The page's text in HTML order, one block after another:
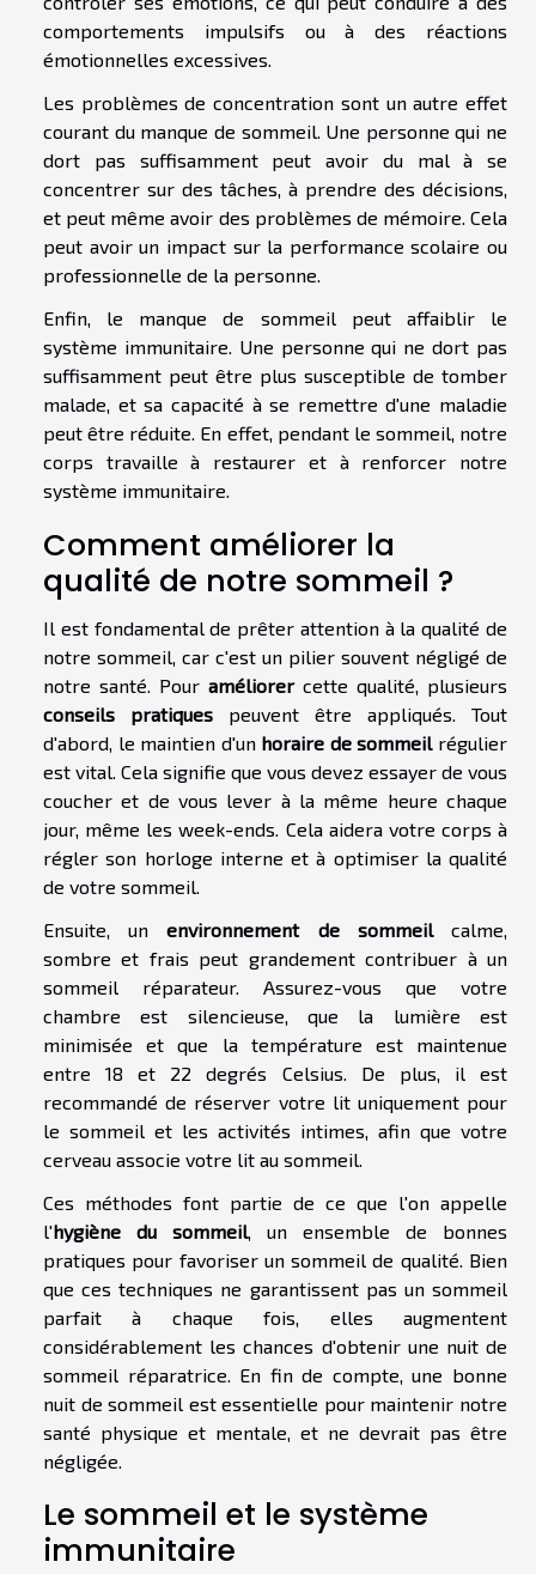
comportements impulsifs ou à des réactions
émotionnelles excessives.
Les problèmes de concentration sont un autre effet
courant du manque de sommeil. Une personne qui ne
dort pas suffisamment peut avoir du mal à se
concentrer sur des tâches, à prendre des décisions,
et peut même avoir des problèmes de mémoire. Cela
peut avoir un impact sur la performance scolaire ou
professionnelle de la personne.
Enfin, le manque de sommeil peut affaiblir le
système immunitaire. Une personne qui ne dort pas
suffisamment peut être plus susceptible de tomber
malade, et sa capacité à se remettre d'une maladie
peut être réduite. En effet, pendant le sommeil, notre
corps travaille à restaurer et à renforcer notre
système immunitaire.
Comment améliorer la
qualité de notre sommeil ?
Il est fondamental de prêter attention à la qualité de
notre sommeil, car c'est un pilier souvent négligé de
notre santé. Pour améliorercette qualité, plusieurs
conseils pratiques peuvent être appliqués. Tout
d'abord, le maintien d'un horaire de sommeil régulier
est vital. Cela signifie que vous devez essayer de vous
coucher et de vous lever à la même heure chaque
jour, même les week-ends. Cela aidera votre corps à
régler son horloge interne et à optimiser la qualité
de votre sommeil.
Ensuite, unenvironnement de sommeil calme,
sombre et frais peut grandement contribuer à un
sommeil réparateur. Assurez-vous que votre
chambre est silencieuse, que la lumière est
minimisée et que la température est maintenue
entre 18 et 22 degrés Celsius. De plus, il est
recommandé de réserver votre lit uniquement pour
le sommeil et les activités intimes, afin que votre
cerveau associe votre lit au sommeil.
Ces méthodes font partie de ce que l'on appelle
l'hygiène du sommeil , un ensemble de bonnes
pratiques pour favoriser un sommeil de qualité. Bien
que ces techniques ne garantissent pas un sommeil
parfait à chaque fois, elles augmentent
considérablement les chances d'obtenir une nuit de
sommeil réparatrice. En fin de compte, une bonne
nuit de sommeil est essentielle pour maintenir notre
santé physique et mentale, et ne devrait pas être
négligée.
Le sommeil et le système
immunitaire